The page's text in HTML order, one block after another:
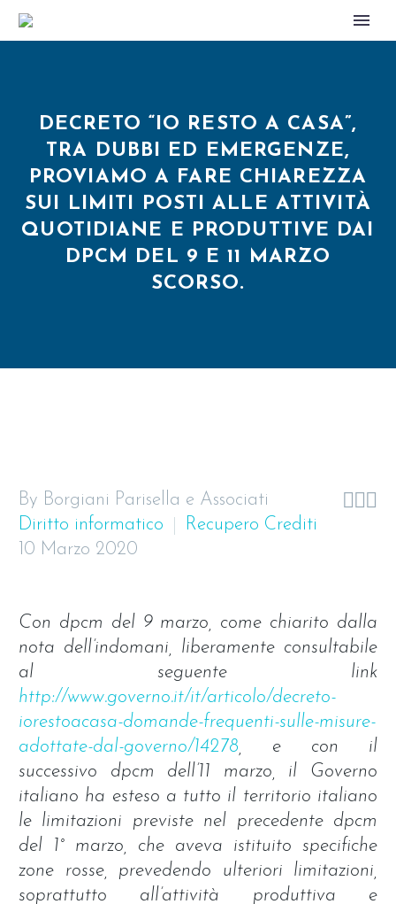
DECRETO “IO RESTO A CASA”,
TRA DUBBI ED EMERGENZE,
PROVIAMO A FARE CHIAREZZA
SUI LIMITI POSTI ALLE ATTIVITÀ
QUOTIDIANE E PRODUTTIVE DAI
DPCM DEL 9 E 11 MARZO
SCORSO.

By Borgiani Parisella e Associati
Diritto informatico
Recupero Crediti
10 Marzo 2020
Con dpcm del 9 marzo, come chiarito dalla
nota dell’indomani, liberamente consultabile
al seguente link
http://www.governo.it/it/articolo/decreto-
iorestoacasa-domande-frequenti-sulle-misure-
adottate-dal-governo/14278 , e con il
successivo dpcm dell’11 marzo, il Governo
italiano ha esteso a tutto il territorio italiano
le limitazioni previste nel precedente dpcm
del 1° marzo, che aveva istituito specifiche
zone rosse, prevedendo ulteriori limitazioni,
soprattutto all’attività produttiva e